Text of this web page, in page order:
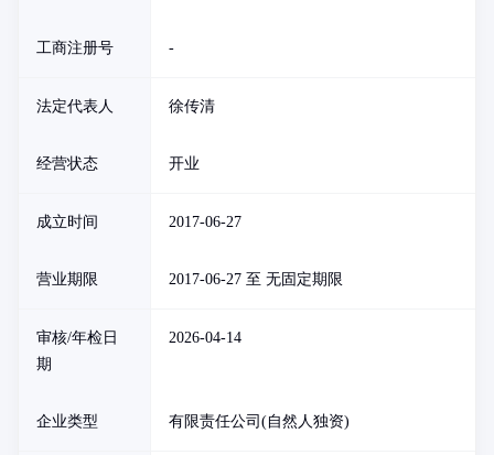
工商注册号 -
法定代表人 徐传清
经营状态 开业
成立时间 2017-06-27
营业期限 2017-06-27 至 无固定期限
审核/年检日
期
2026-04-14
企业类型 有限责任公司(自然人独资)